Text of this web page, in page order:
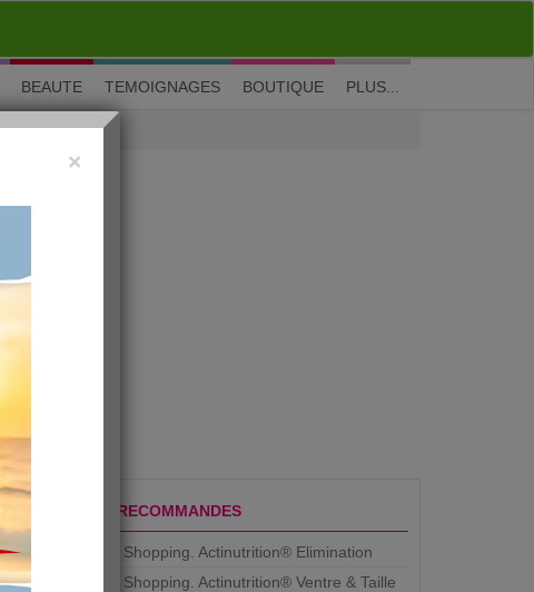
M'inscrire| Me connecter| ? Visite guidée
BEAUTE TEMOIGNAGES BOUTIQUE PLUS...
PRODUITS RECOMMANDES
Aujourdhui Shopping. Actinutrition® Elimination
Aujourdhui Shopping. Actinutrition® Ventre & Taille
×